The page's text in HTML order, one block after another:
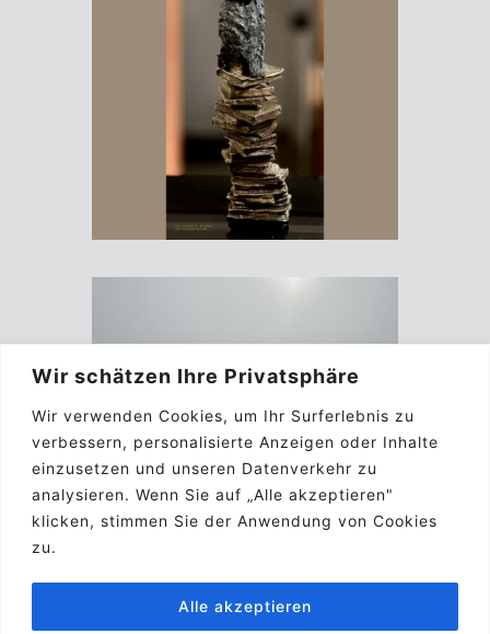
Wir schätzen Ihre Privatsphäre
Wir verwenden Cookies, um Ihr Surferlebnis zu
verbessern, personalisierte Anzeigen oder Inhalte
einzusetzen und unseren Datenverkehr zu
analysieren. Wenn Sie auf „Alle akzeptieren"
klicken, stimmen Sie der Anwendung von Cookies
zu.
Alle akzeptieren